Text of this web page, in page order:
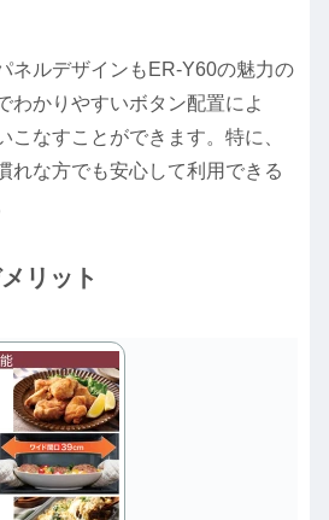
ネルデザインもER-Y60の魅力の
わかりやすいボタン配置によ
こなすことができます。特に、
れな方でも安心して利用できる
リット